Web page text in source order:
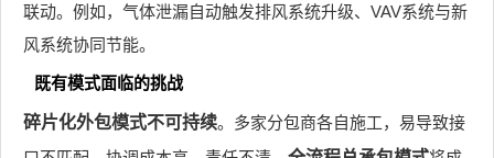
联动。例如，气体泄漏自动触发排风系统升级、VAV系统与新
风系统协同节能。
既有模式面临的挑战
碎片化外包模式不可持续。多家分包商各自施工，易导致接